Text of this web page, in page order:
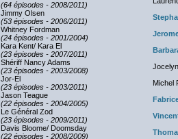
(64 épisodes - 2008/2011)
Jimmy Olsen
(53 épisodes - 2006/2011)
Whitney Fordman
(24 épisodes - 2001/2004)
Kara Kent/ Kara El
(23 épisodes - 2007/2011)
Shériff Nancy Adams
(23 épisodes - 2003/2008)
Jor-El
(23 épisodes - 2003/2011)
Michel
Jason Teague
(22 épisodes - 2004/2005)
Le Général Zod
(23 épisodes - 2009/2011)
Davis Bloome/ Doomsday
(22 épisodes - 2008/2009)